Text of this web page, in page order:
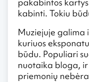
kabinti. Tokiu
Muziejuje galima
kuriuos
būdu. Populiari
nuotaika bloga,
priemonių